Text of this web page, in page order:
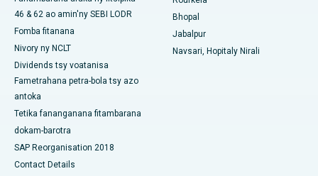
Hopitaly tsara indrindra ao amin'ny Sector-19, Rourkela
Hopitaly tsara indrindra ao Swargate, Pune
Hopitaly homamiadan'ny vehivavy tsara indrindra any Delhi
Atsimo
46 & 62 ao amin'ny SEBI LODR
Fomba fitanana
Nivory ny NCLT
Dividends tsy voatanisa
Fametrahana petra-bola tsy azo
antoka
Tetika fananganana fitambarana
dokam-barotra
SAP Reorganisation 2018
Contact Details
Bhopal
Jabalpur
Navsari, Hopitaly Nirali